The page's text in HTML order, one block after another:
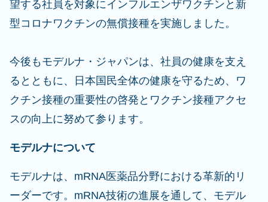
望する社員を対象にインフルエンザワクチンと新
型コロナワクチンの無償接種を実施しました。
今後もモデルナ・ジャパンは、社員の健康を支え
るとともに、日本国民全体の健康を守るため、ワ
クチン接種の重要性の啓発とワクチン接種アクセ
スの向上に努めて参ります。
モデルナについて
モデルナは、mRNA医薬品分野における革新的リ
ーダーです。mRNA技術の進展を通して、モデル